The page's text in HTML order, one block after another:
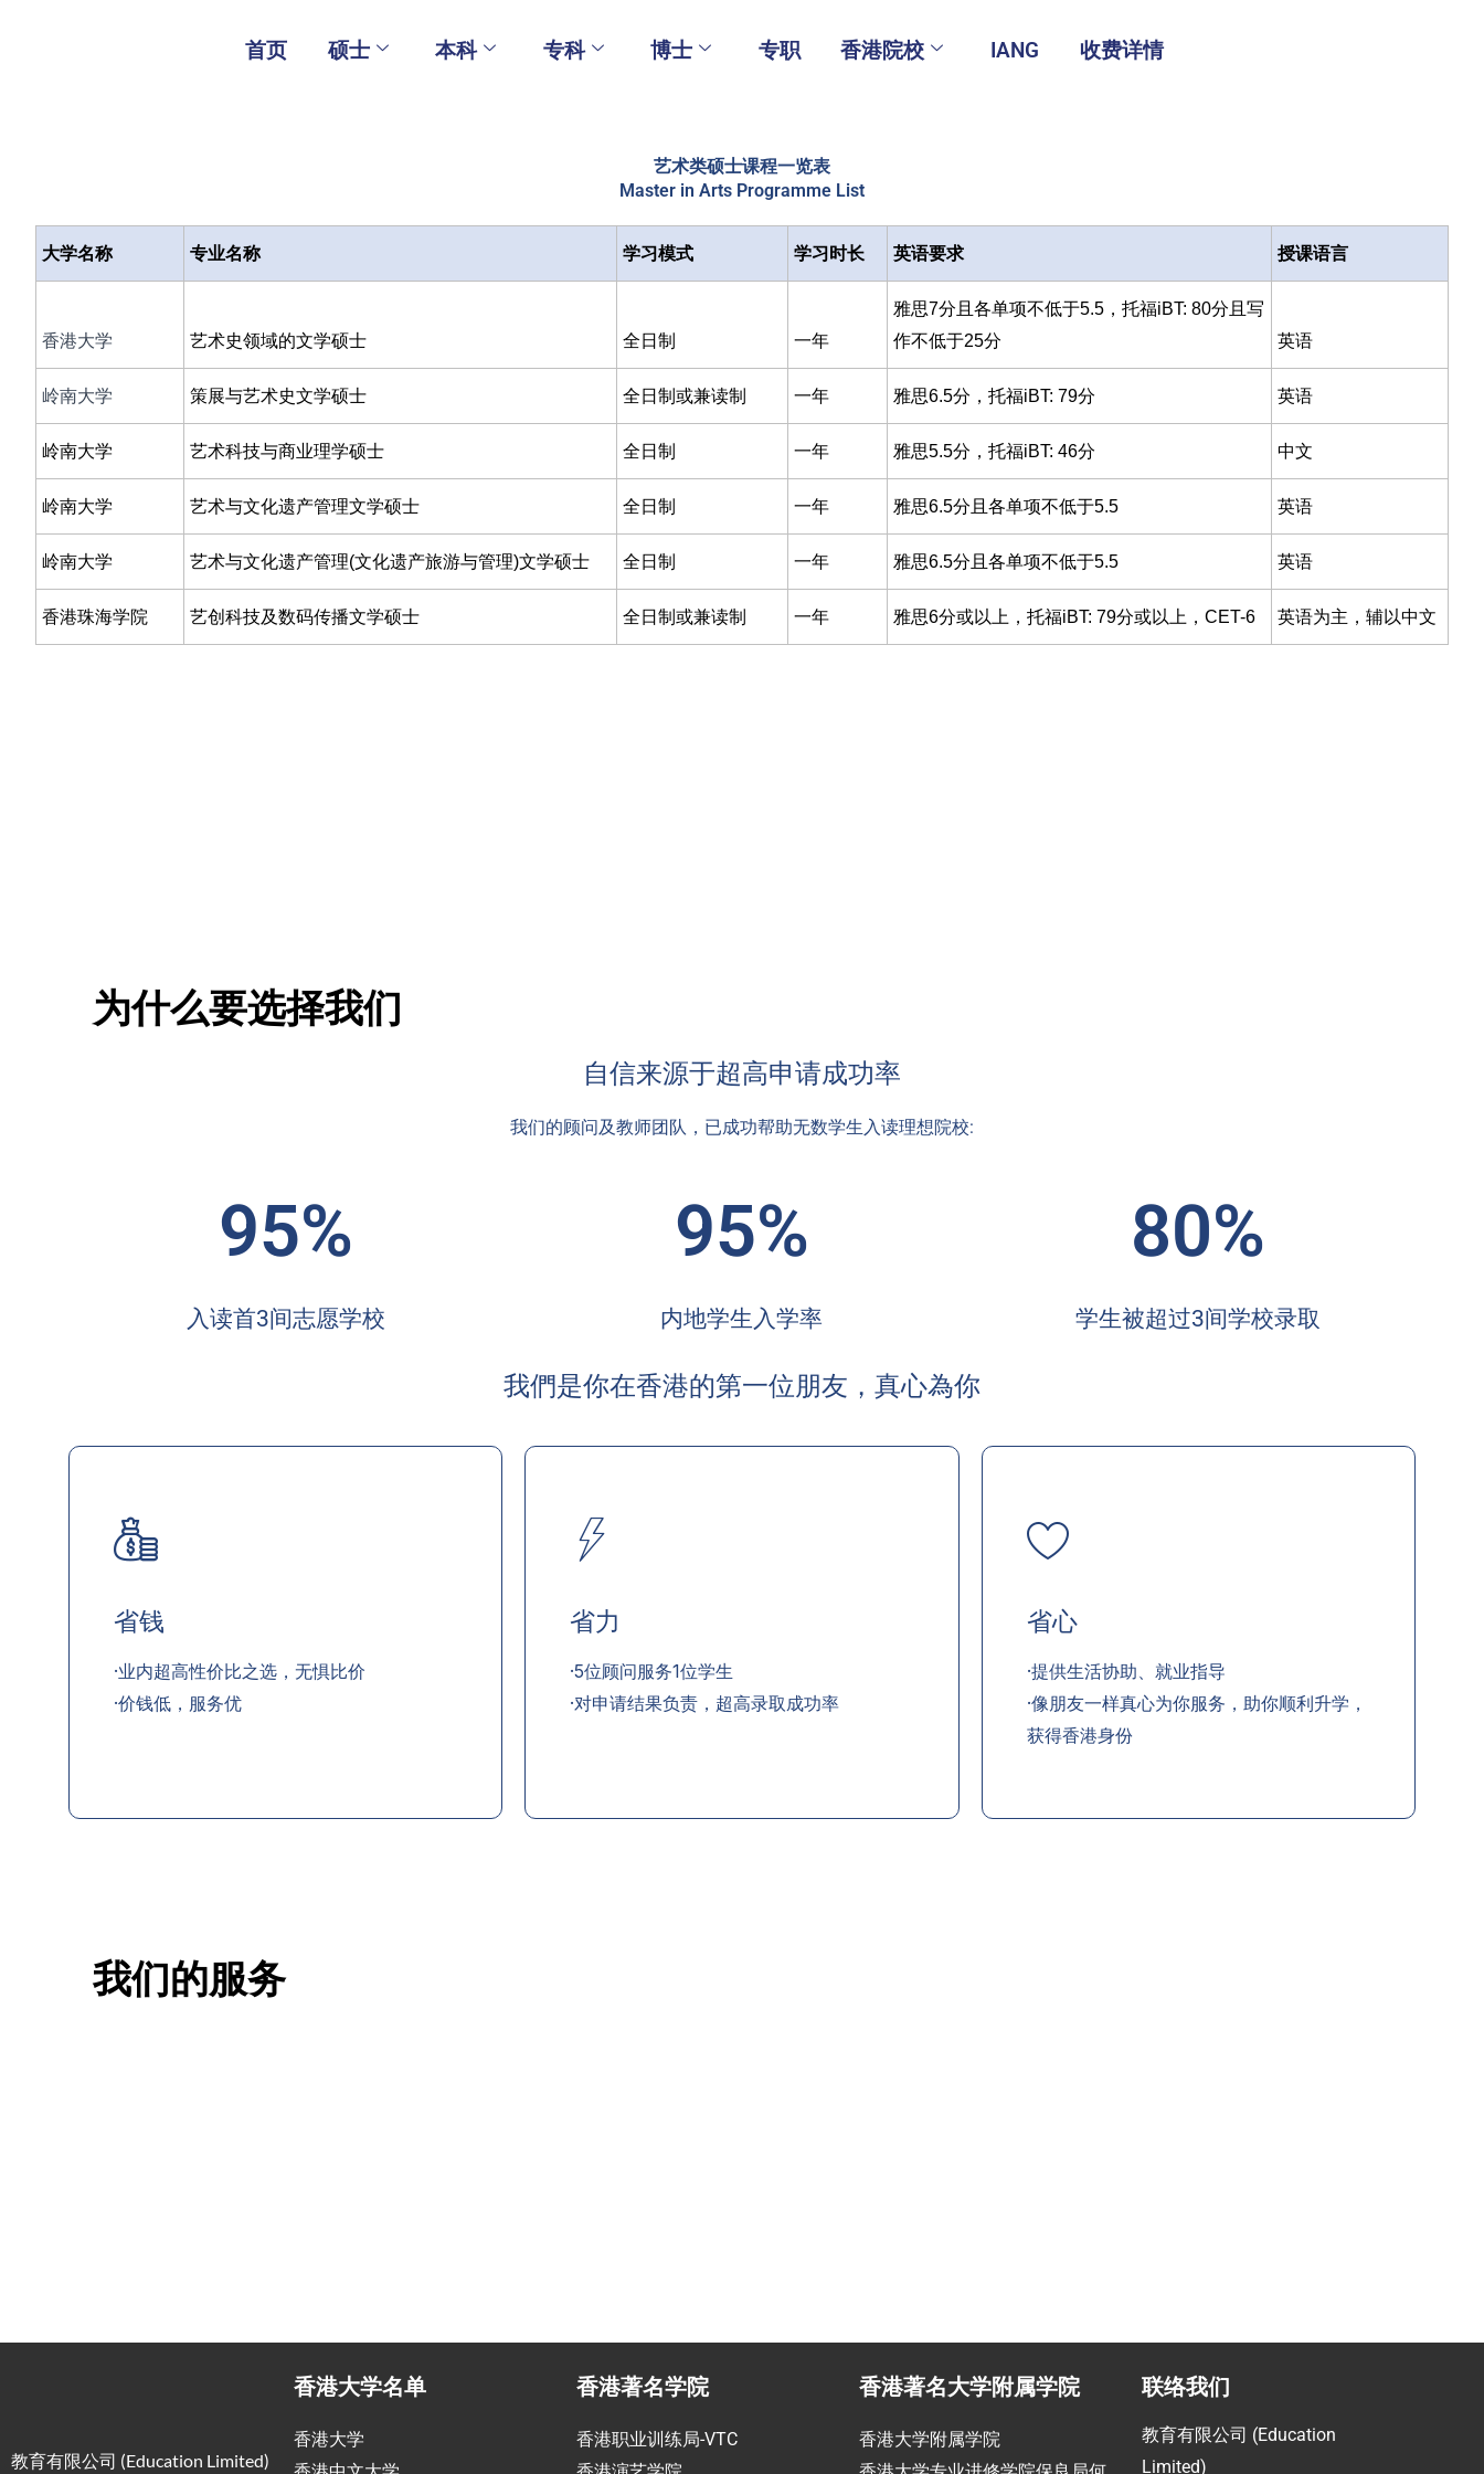
首页 硕士 本科 专科 博士 专职 香港院校 IANG 收费详情
艺术类硕士课程一览表
Master in Arts Programme List
大学名称 专业名称 学习模式 学习时长 英语要求 授课语言
香港大学 艺术史领域的文学硕士 全日制 一年
雅思7分且各单项不低于5.5，托福iBT: 80分且写
作不低于25分
英语
岭南大学 策展与艺术史文学硕士 全日制或兼读制 一年 雅思6.5分，托福iBT: 79分 英语
岭南大学 艺术科技与商业理学硕士 全日制 一年 雅思5.5分，托福iBT: 46分 中文
岭南大学 艺术与文化遗产管理文学硕士 全日制 一年 雅思6.5分且各单项不低于5.5 英语
岭南大学 艺术与文化遗产管理(文化遗产旅游与管理)文学硕士 全日制 一年 雅思6.5分且各单项不低于5.5 英语
香港珠海学院 艺创科技及数码传播文学硕士 全日制或兼读制 一年 雅思6分或以上，托福iBT: 79分或以上，CET-6 英语为主，辅以中文
为什么要选择我们
自信来源于超高申请成功率
我们的顾问及教师团队，已成功帮助无数学生入读理想院校:
95%
入读首3间志愿学校
95%
内地学生入学率
80%
学生被超过3间学校录取
我們是你在香港的第一位朋友，真心為你
省钱
·业内超高性价比之选，无惧比价
·价钱低，服务优
省力
·5位顾问服务1位学生
·对申请结果负责，超高录取成功率
省心
·提供生活协助、就业指导
·像朋友一样真心为你服务，助你顺利升学，
获得香港身份
我们的服务
教育有限公司 (Education Limited)
香港大学名单
香港大学
香港著名学院
香港职业训练局-VTC
香港著名大学附属学院
香港大学附属学院
联络我们
教育有限公司 (Education
Limited)